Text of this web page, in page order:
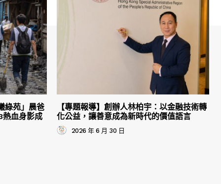
綠苑」晨爸
熱血身影成
【專題報導】創辦人林柏宇：以金融技術轉
化公益，讓善意成為新時代的價值語言
2026 年 6 月 30 日